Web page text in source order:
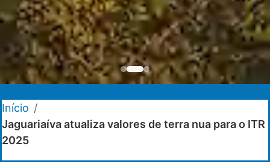
Início /
Jaguariaíva atualiza valores de terra nua para o ITR
2025